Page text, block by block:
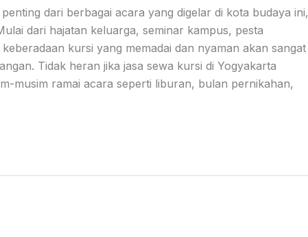
dari berbagai acara yang digelar di kota budaya ini,
dari hajatan keluarga, seminar kampus, pesta
kursi yang memadai dan nyaman akan sangat
Tidak heran jika jasa sewa kursi di Yogyakarta
musim ramai acara seperti liburan, bulan pernikahan,